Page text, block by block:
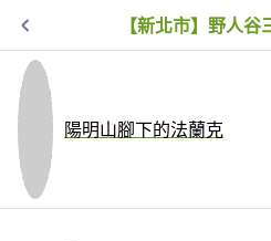
【新北市】野人
陽明山腳下的法蘭克